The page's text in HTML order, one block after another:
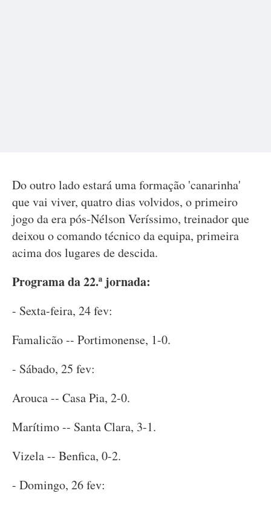
Do outro lado estará uma formação 'canarinha'
que vai viver, quatro dias volvidos, o primeiro
jogo da era pós-Nélson Veríssimo, treinador que
deixou o comando técnico da equipa, primeira
acima dos lugares de descida.
Programa da 22.ª jornada:
- Sexta-feira, 24 fev:
Famalicão -- Portimonense, 1-0.
- Sábado, 25 fev:
Arouca -- Casa Pia, 2-0.
Marítimo -- Santa Clara, 3-1.
Vizela -- Benfica, 0-2.
- Domingo, 26 fev: